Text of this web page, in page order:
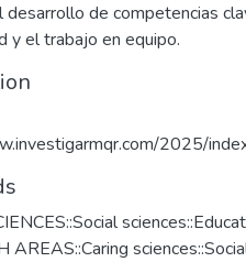
desarrollo de competencias
y el trabajo en equipo.
2025/
AREAS::Caring